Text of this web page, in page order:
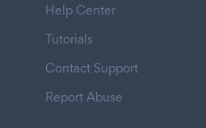
Help Center
Tutorials
Contact Support
Report Abuse